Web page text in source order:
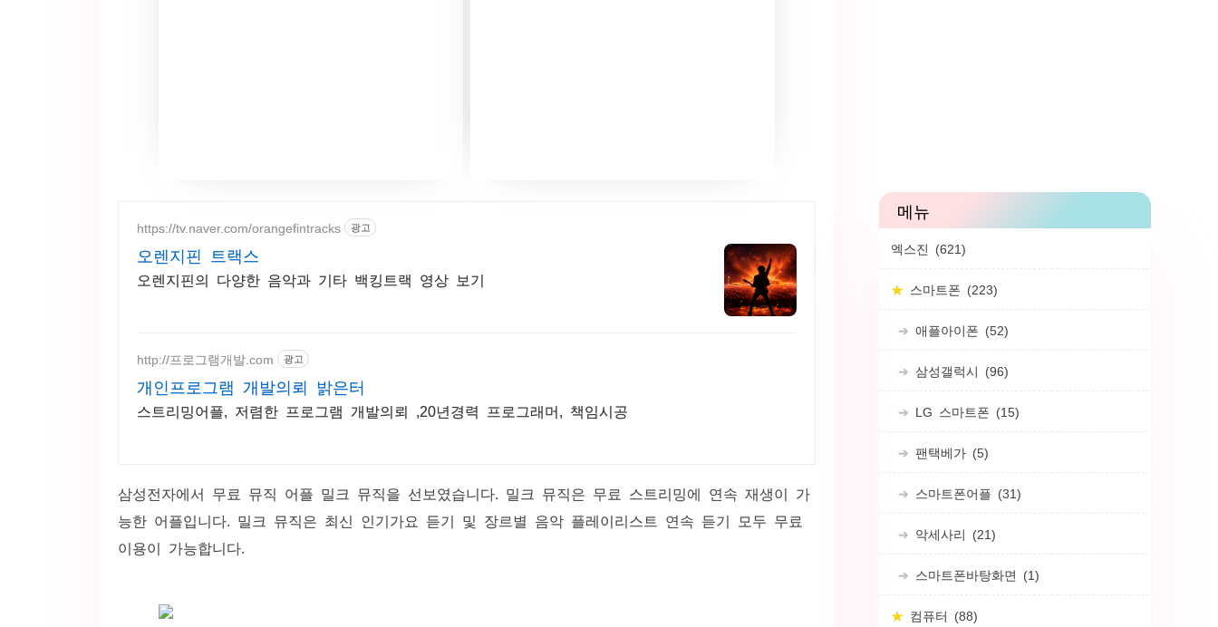
https://tv.naver.com/orangefintracks 광고
오렌지핀 트랙스
오렌지핀의 다양한 음악과 기타 백킹트랙 영상 보기
http://프로그램개발.com 광고
개인프로그램 개발의뢰 밝은터
스트리밍어플, 저렴한 프로그램 개발의뢰 ,20년경력 프로그래머, 책임시공
삼성전자에서 무료 뮤직 어플 밀크 뮤직을 선보였습니다. 밀크 뮤직은 무료 스트리밍에 연속 재생이 가
능한 어플입니다. 밀크 뮤직은 최신 인기가요 듣기 및 장르별 음악 플레이리스트 연속 듣기 모두 무료
이용이 가능합니다.
엑스진 (621)
스마트폰 (223)
애플아이폰 (52)
삼성갤럭시 (96)
LG 스마트폰 (15)
팬택베가 (5)
스마트폰어플 (31)
악세사리 (21)
스마트폰바탕화면 (1)
컴퓨터 (88)